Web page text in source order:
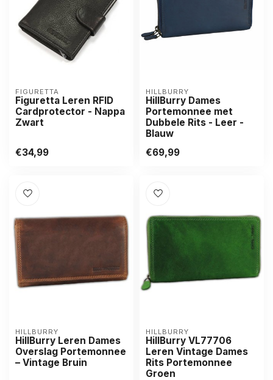
FIGURETTA
Figuretta Leren RFID
Cardprotector - Nappa
Zwart
€34,99
HILLBURRY
HillBurry Dames
Portemonnee met
Dubbele Rits - Leer -
Blauw
€69,99
HILLBURRY
HillBurry Leren Dames
Overslag Portemonnee
– Vintage Bruin
HILLBURRY
HillBurry VL77706
Leren Vintage Dames
Rits Portemonnee
Groen